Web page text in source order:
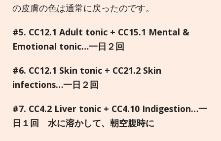
の皮膚の色は通常に戻ったのです。
#5. CC12.1 Adult tonic + CC15.1 Mental &
Emotional tonic…一日２回
#6. CC12.1 Skin tonic + CC21.2 Skin
infections…一日２回
#7. CC4.2 Liver tonic + CC4.10 Indigestion…一
日１回 水に溶かして、朝空腹時に